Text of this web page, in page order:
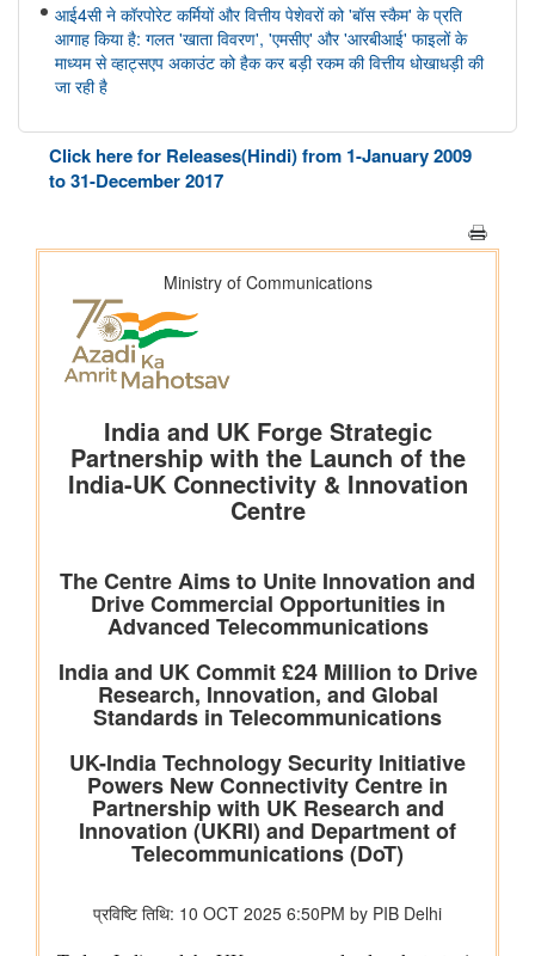
आई4सी ने कॉरपोरेट कर्मियों और वित्तीय पेशेवरों को 'बॉस स्कैम' के प्रति
आगाह किया है: गलत 'खाता विवरण', 'एमसीए' और 'आरबीआई' फाइलों के
माध्यम से व्हाट्सएप अकाउंट को हैक कर बड़ी रकम की वित्तीय धोखाधड़ी की
जा रही है
महिला एवं बाल विकास मंत्रालय
केंद्रीय मंत्री श्रीमती अन्नपूर्णा देवी ने राष्ट्रीय हथकरघा दिवस पर नागरिकों
अन्य
भारतीय न्यायपालिका का डिजिटल रूपांतरण
राष्ट्रीय मानव अधिकार आयोग
राष्ट्रीय मानवाधिकार आयोग (एनएचआरसी) ने मध्य प्रदेश के विदिशा जिले में
का स्वतः संज्ञान लिया
रसायन एवं उर्वरक मंत्रालय - औषधि विभाग
Click here for Releases(Hindi) from 1-January 2009
to 31-December 2017